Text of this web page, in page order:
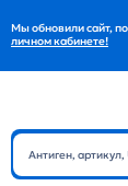
Мы обновили сайт,
личном кабинете!